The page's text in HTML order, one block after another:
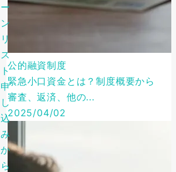
ー
ン
リ
ス
ト
申
し
込
み
か
ら
公的融資制度
緊急小口資金とは？制度概要から
審査、返済、他の...
2025/04/02